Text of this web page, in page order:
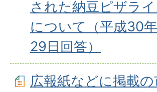
された納豆ピザラ
について（平成30
29日回答）
広報紙などに掲載の